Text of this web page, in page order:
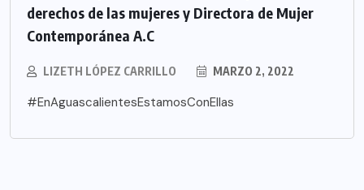
derechos de las mujeres y Directora de Mujer
Contemporánea A.C
LIZETH LÓPEZ CARRILLO MARZO 2, 2022
#EnAguascalientesEstamosConEllas